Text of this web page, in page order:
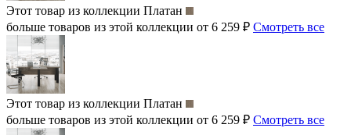
Этот товар из коллекции Платан
больше товаров из этой коллекции от 6 259 ₽ Смотреть все
Этот товар из коллекции Платан
больше товаров из этой коллекции от 6 259 ₽ Смотреть все